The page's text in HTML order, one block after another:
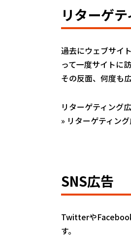
リターゲ
過去にウェブサイ
って一度サイトに
その反面、何度も
リターゲティング
» リターゲティン
SNS広告
Twitterや
す。